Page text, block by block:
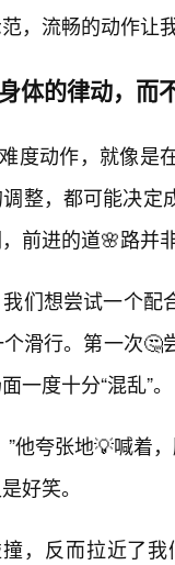
，流畅的动作让
体的律动，而
度动作，就像
整，都可能决
前进的道🌸路并
们想尝试一个
滑行。第一次
一度十分“混乱”。
”他夸张地💡喊着
好笑。
撞，反而拉近了